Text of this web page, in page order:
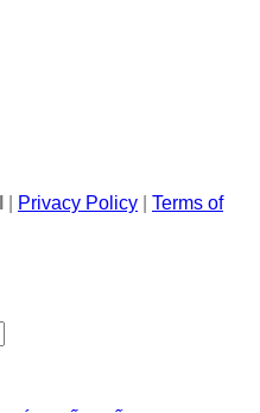
Privacy Policy
Terms of